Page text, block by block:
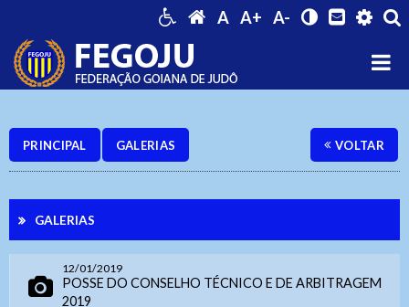
A A+ A-
PRINCIPAL GALERIAS VOLTAR
GALERIAS
12/01/2019
POSSE DO CONSELHO TÉCNICO E DE ARBITRAGEM
2019
Ouvidoria Geral